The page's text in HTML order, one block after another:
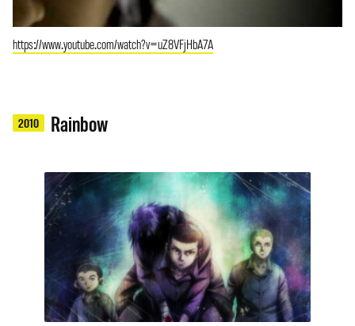
https://www.youtube.com/watch?v=uZ8VFjHbA7A
2010 Rainbow